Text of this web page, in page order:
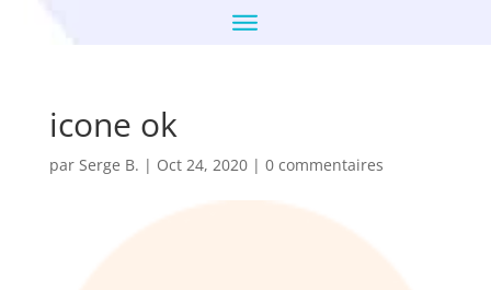
icone ok
par Serge B. | Oct 24, 2020| 0 commentaires